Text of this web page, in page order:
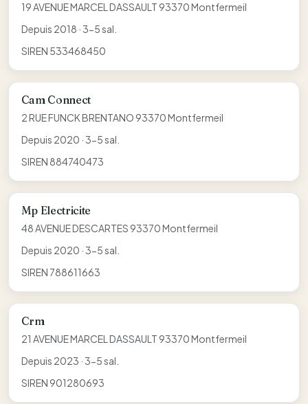
19 AVENUE MARCEL DASSAULT 93370 Montfermeil
Depuis 2018 · 3-5 sal.
SIREN 533468450
Cam Connect
2 RUE FUNCK BRENTANO 93370 Montfermeil
Depuis 2020 · 3-5 sal.
SIREN 884740473
Mp Electricite
48 AVENUE DESCARTES 93370 Montfermeil
Depuis 2020 · 3-5 sal.
SIREN 788611663
Crm
21 AVENUE MARCEL DASSAULT 93370 Montfermeil
Depuis 2023 · 3-5 sal.
SIREN 901280693